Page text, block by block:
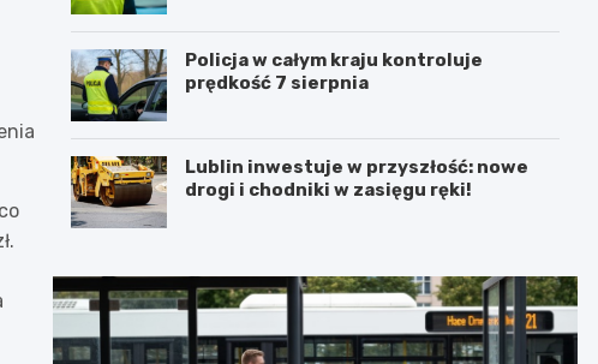
Policja w całym kraju kontroluje
prędkość 7 sierpnia
Lublin inwestuje w przyszłość: nowe
drogi i chodniki w zasięgu ręki!